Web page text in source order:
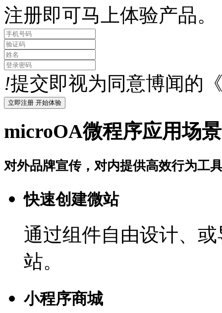
注册即可马上体验产品。
!提交即视为同意博闻的
microOA微程序应用场景
对外品牌宣传，对内提供高效行为工
快速创建微站
通过组件自由设计、
站。
小程序商城